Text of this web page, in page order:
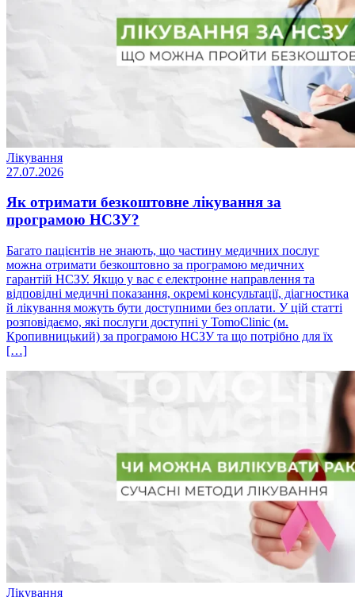
Лікування
27.07.2026
Як отримати безкоштовне лікування за
програмою НСЗУ?
Багато пацієнтів не знають, що частину медичних послуг
можна отримати безкоштовно за програмою медичних
гарантій НСЗУ. Якщо у вас є електронне направлення та
відповідні медичні показання, окремі консультації, діагностика
й лікування можуть бути доступними без оплати. У цій статті
розповідаємо, які послуги доступні у TomoClinic (м.
Кропивницький) за програмою НСЗУ та що потрібно для їх
[…]
Лікування